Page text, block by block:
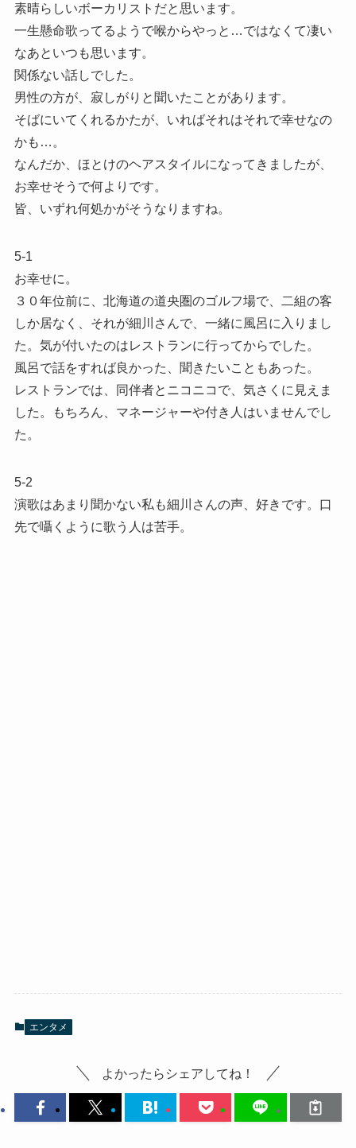
素晴らしいボーカリストだと思います。
一生懸命歌ってるようで喉からやっと…ではなくて凄い
なあといつも思います。
関係ない話しでした。
男性の方が、寂しがりと聞いたことがあります。
そばにいてくれるかたが、いればそれはそれで幸せなの
かも…。
なんだか、ほとけのヘアスタイルになってきましたが、
お幸せそうで何よりです。
皆、いずれ何処かがそうなりますね。
5-1
お幸せに。
３０年位前に、北海道の道央圏のゴルフ場で、二組の客
しか居なく、それが細川さんで、一緒に風呂に入りまし
た。気が付いたのはレストランに行ってからでした。
風呂で話をすれば良かった、聞きたいこともあった。
レストランでは、同伴者とニコニコで、気さくに見えま
した。もちろん、マネージャーや付き人はいませんでし
た。
5-2
演歌はあまり聞かない私も細川さんの声、好きです。口
先で囁くように歌う人は苦手。
エンタメ
よかったらシェアしてね！